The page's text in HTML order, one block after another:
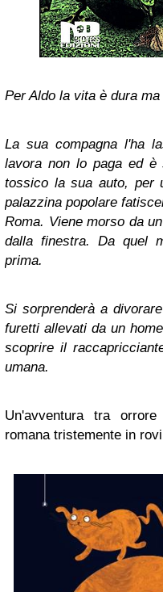
Per Aldo la vita è dura
La sua compagna l'ha
lavora non lo paga ed è
tossico la sua auto, per
palazzina popolare
Roma. Viene morso da
dalla finestra. Da quel
prima.
Si sorprenderà a
furetti allevati da un
scoprire il
umana.
Un'avventura tra
romana tristemente in